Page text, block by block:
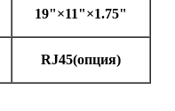
19"×11"×1.75"
RJ45(опция)